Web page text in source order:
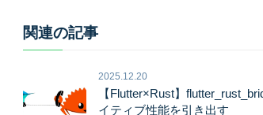
関連の記事
2025.12.20
【Flutter×Rust】
イティブ性能を引き出す